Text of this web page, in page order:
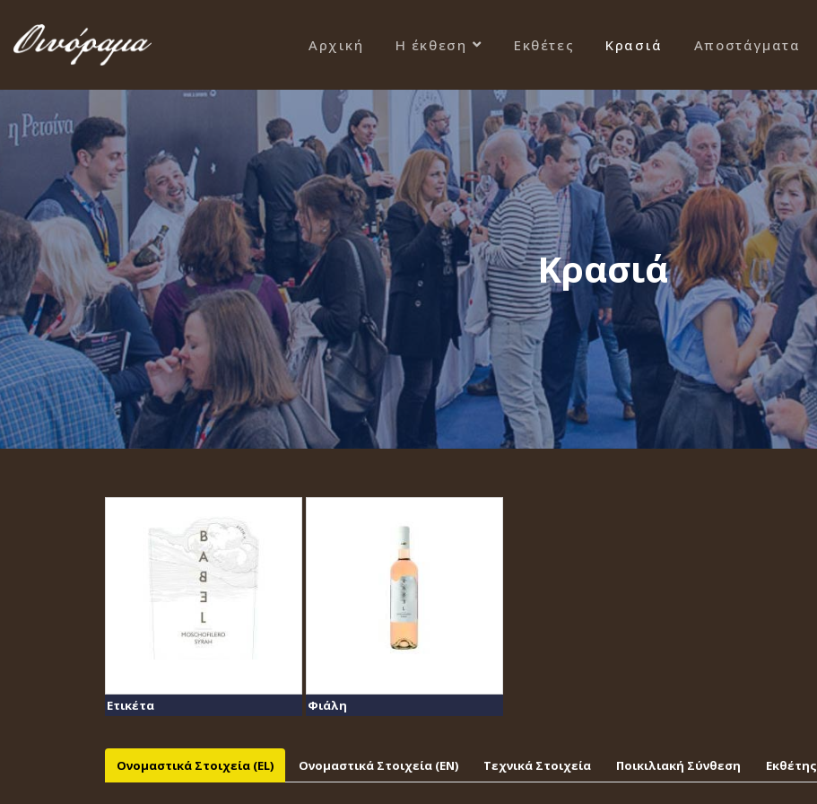
Αρχική Η έκθεση Εκθέτες Κρασιά Αποστάγματα
Κρασιά
Ετικέτα Φιάλη
Ονομαστικά Στοιχεία (EL) Ονομαστικά Στοιχεία (EΝ) Τεχνικά Στοιχεία Ποικιλιακή Σύνθεση Εκθέτης